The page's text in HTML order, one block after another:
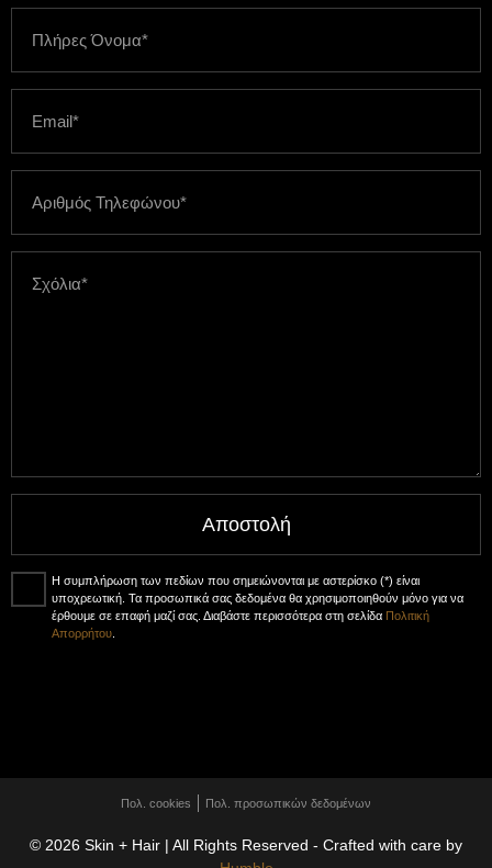
Η συμπλήρωση των πεδίων που σημειώνονται με αστερίσκο (*) είναι
υποχρεωτική. Τα προσωπικά σας δεδομένα θα χρησιμοποιηθούν μόνο για να
έρθουμε σε επαφή μαζί σας. Διαβάστε περισσότερα στη σελίδα Πολιτική
Απορρήτου
Αποστολή
Πολ. cookies Πολ. προσωπικών δεδομένων
© 2026 Skin + Hair | All Rights Reserved - Crafted with care by